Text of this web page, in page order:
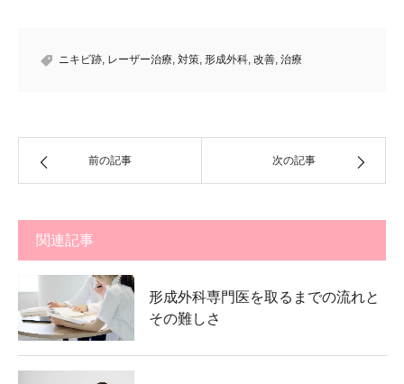
ニキビ跡, レーザー治療, 対策, 形成外科, 改善, 治療
前の記事 次の記事
関連記事
形成外科専門医を取るまでの流れと
その難しさ